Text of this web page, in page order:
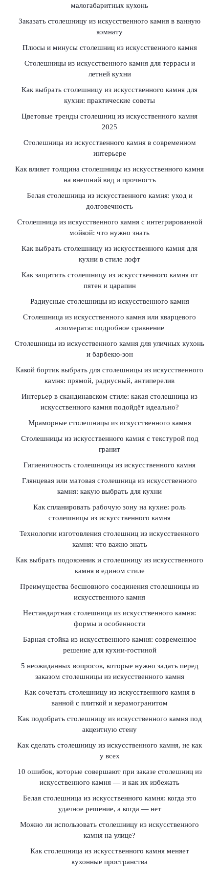
малогабаритных кухонь
Заказать столешницу из искусственного камня в ванную
комнату
Плюсы и минусы столешниц из искусственного камня
Столешницы из искусственного камня для террасы и
летней кухни
Как выбрать столешницу из искусственного камня для
кухни: практические советы
Цветовые тренды столешниц из искусственного камня
2025
Столешница из искусственного камня в современном
интерьере
Как влияет толщина столешницы из искусственного камня
на внешний вид и прочность
Белая столешница из искусственного камня: уход и
долговечность
Столешница из искусственного камня с интегрированной
мойкой: что нужно знать
Как выбрать столешницу из искусственного камня для
кухни в стиле лофт
Как защитить столешницу из искусственного камня от
пятен и царапин
Радиусные столешницы из искусственного камня
Столешница из искусственного камня или кварцевого
агломерата: подробное сравнение
Столешницы из искусственного камня для уличных кухонь
и барбекю-зон
Какой бортик выбрать для столешницы из искусственного
камня: прямой, радиусный, антиперелив
Интерьер в скандинавском стиле: какая столешница из
искусственного камня подойдёт идеально?
Мраморные столешницы из искусственного камня
Столешницы из искусственного камня с текстурой под
гранит
Гигиеничность столешницы из искусственного камня
Глянцевая или матовая столешница из искусственного
камня: какую выбрать для кухни
Как спланировать рабочую зону на кухне: роль
столешницы из искусственного камня
Технологии изготовления столешниц из искусственного
камня: что важно знать
Как выбрать подоконник и столешницу из искусственного
камня в едином стиле
Преимущества бесшовного соединения столешницы из
искусственного камня
Нестандартная столешница из искусственного камня:
формы и особенности
Барная стойка из искусственного камня: современное
решение для кухни-гостиной
5 неожиданных вопросов, которые нужно задать перед
заказом столешницы из искусственного камня
Как сочетать столешницу из искусственного камня в
ванной с плиткой и керамогранитом
Как подобрать столешницу из искусственного камня под
акцентную стену
Как сделать столешницу из искусственного камня, не как
у всех
10 ошибок, которые совершают при заказе столешниц из
искусственного камня — и как их избежать
Белая столешница из искусственного камня: когда это
удачное решение, а когда — нет
Можно ли использовать столешницу из искусственного
камня на улице?
Как столешница из искусственного камня меняет
кухонные пространства